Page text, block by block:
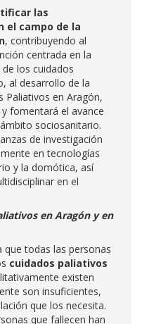
las
el campo de la
, contribuyendo al
centrada en la
los cuidados
al desarrollo de la
Paliativos en Aragón,
fomentará el avance
sociosanitario.
de investigación
en tecnologías
y la domótica, así
en el
en Aragón y en
todas las personas
cuidados paliativos
existen
son insuficientes,
que los necesita.
que fallecen han